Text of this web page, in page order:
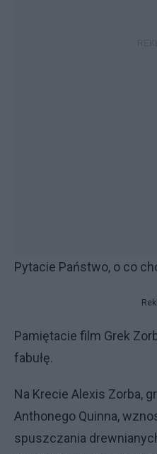
Pytacie Państwo, o co
Pamiętacie film Grek
fabułę.
Na Krecie Alexis Zorba,
Anthonego Quinna,
spuszczania